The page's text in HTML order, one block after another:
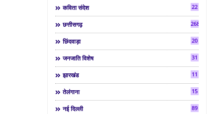
कविता संदेश 22
छत्तीसगढ़ 268
छिंदवाड़ा 20
जनजाति विशेष 31
झारखंड 11
तेलंगाना 15
नई दिल्ली 89